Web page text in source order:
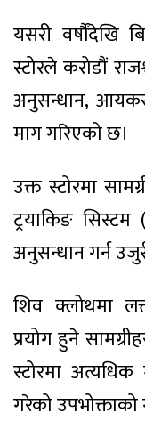
यसरी वर्षौंदेखि
स्टोरले करोडौं
अनुसन्धान,
माग गरिएको छ।
उक्त स्टोरमा
ट्रयाकिङ
अनुसन्धान गर्न
शिव क्लोथमा
प्रयोग हुने
स्टोरमा अत्यधिक
गरेको